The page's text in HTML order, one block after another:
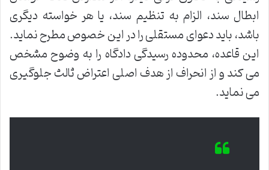
ابطال سند، الزام به تنظیم سند، یا هر خواسته دیگری
باشد، باید دعوای مستقلی را در این خصوص مطرح نماید.
این قاعده، محدوده رسیدگی دادگاه را به وضوح مشخص
می کند و از انحراف از هدف اصلی اعتراض ثالث جلوگیری
می نماید.